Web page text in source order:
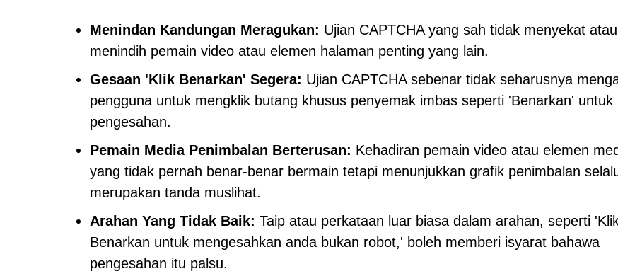
Menindan Kandungan Meragukan: Ujian CAPTCHA yang sah tidak menyekat atau
menindih pemain video atau elemen halaman penting yang lain.
Gesaan 'Klik Benarkan' Segera: Ujian CAPTCHA sebenar tidak seharusnya
pengguna untuk mengklik butang khusus penyemak imbas seperti 'Benarkan' untuk
pengesahan.
Pemain Media Penimbalan Berterusan: Kehadiran pemain video atau elemen
yang tidak pernah benar-benar bermain tetapi menunjukkan grafik penimbalan
merupakan tanda muslihat.
Arahan Yang Tidak Baik: Taip atau perkataan luar biasa dalam arahan, seperti
Benarkan untuk mengesahkan anda bukan robot,' boleh memberi isyarat bahawa
pengesahan itu palsu.